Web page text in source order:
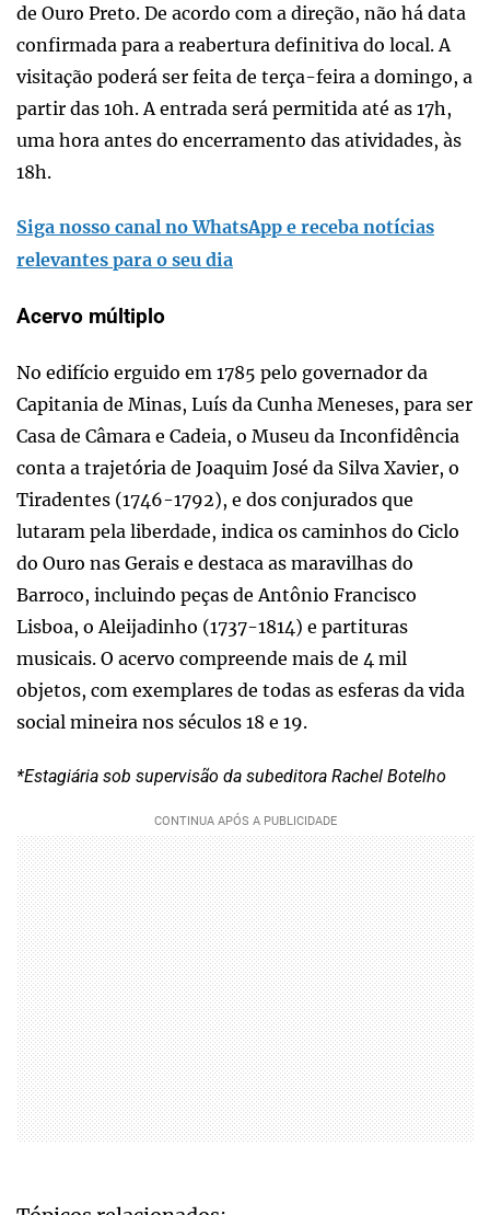
de Ouro Preto. De acordo com a direção, não há data
confirmada para a reabertura definitiva do local. A
visitação poderá ser feita de terça-feira a domingo, a
partir das 10h. A entrada será permitida até as 17h,
uma hora antes do encerramento das atividades, às
18h.
Siga nosso canal no WhatsApp e receba notícias
relevantes para o seu dia
Acervo múltiplo
No edifício erguido em 1785 pelo governador da
Capitania de Minas, Luís da Cunha Meneses, para ser
Casa de Câmara e Cadeia, o Museu da Inconfidência
conta a trajetória de Joaquim José da Silva Xavier, o
Tiradentes (1746-1792), e dos conjurados que
lutaram pela liberdade, indica os caminhos do Ciclo
do Ouro nas Gerais e destaca as maravilhas do
Barroco, incluindo peças de Antônio Francisco
Lisboa, o Aleijadinho (1737-1814) e partituras
musicais. O acervo compreende mais de 4 mil
objetos, com exemplares de todas as esferas da vida
social mineira nos séculos 18 e 19.
*Estagiária sob supervisão da subeditora Rachel Botelho